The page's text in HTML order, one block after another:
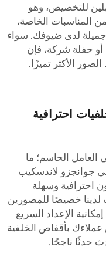
للتخصيص، وهو
الخاصة،
لدى ضيوفك. سواء
حفلة شركة، فإن
الأكثر تميزًا.
احترافية
الحاسم؛ ما
جوانجزو لاندسكيب
وسهلة
خصيصًا للمصورين
الإعداد السريع
بأقفاص الخلفية
حدثًا ناجحًا.